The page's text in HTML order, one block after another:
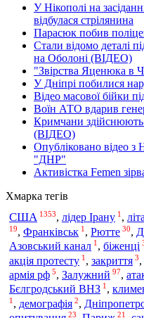
У Нікополі на
відбулася стрілянина
Парасюк побив
Стали відомо деталі
на Оболоні (ВІДЕО)
"Звірства Яценюка в
У Дніпрі побилися
Відео масової бійки
Воїн АТО вдарив
Кримчани
(ВІДЕО)
Опубліковано відео з
"ДНР"
Активістка Femen
Хмарка тегів
США 1353, лідер Ірану 1 ,
19, Франківськ 1 , Рютте 30,
Азовський канал 1 , біженці
акція протесту 1 , закриття 3,
армія рф 5, Залужний 97,
Бєлгродський ВНЗ 1 ,
1 , демографія 2,
23 21